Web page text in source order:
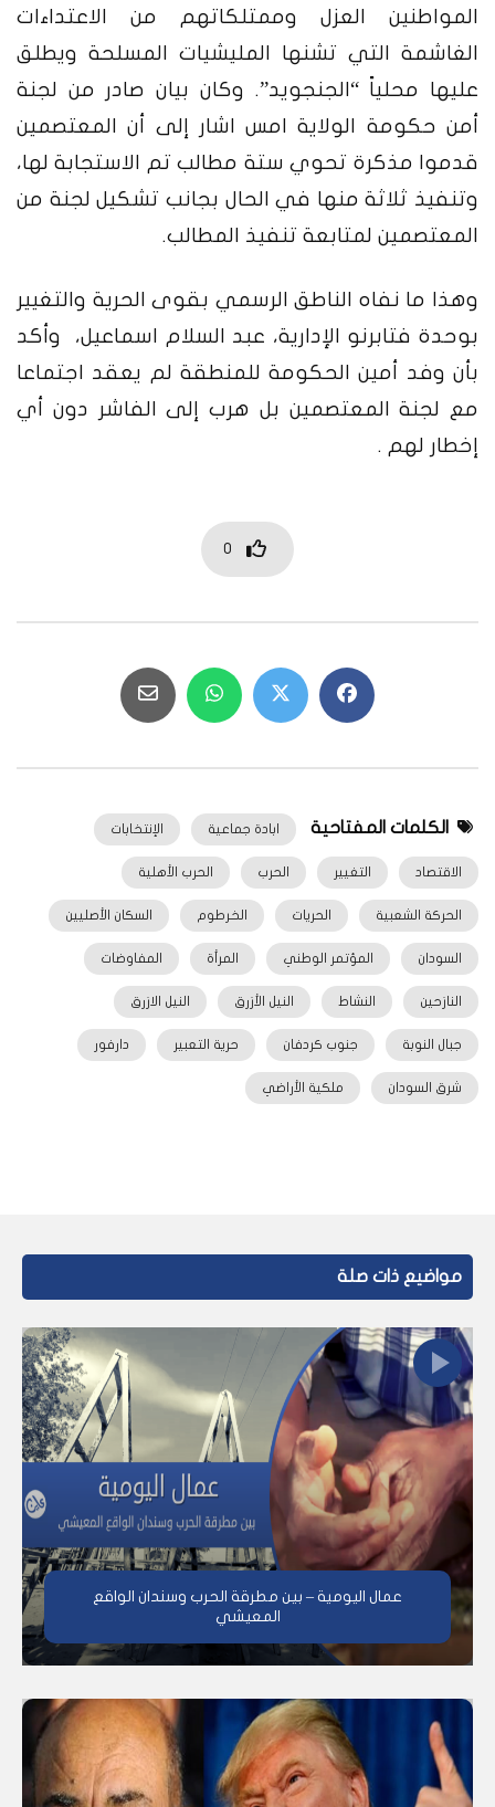
المواطنين العزل وممتلكاتهم من الاعتداءات
الغاشمة التي تشنها المليشيات المسلحة ويطلق
عليها محلياً “الجنجويد”. وكان بيان صادر من لجنة
أمن حكومة الولاية امس اشار إلى أن المعتصمين
قدموا مذكرة تحوي ستة مطالب تم الاستجابة لها،
وتنفيذ ثلاثة منها في الحال بجانب تشكيل لجنة من
المعتصمين لمتابعة تنفيذ المطالب.
وهذا ما نفاه الناطق الرسمي بقوى الحرية والتغيير
بوحدة فتابرنو الإدارية، عبد السلام اسماعيل، وأكد
بأن وفد أمين الحكومة للمنطقة لم يعقد اجتماعا
مع لجنة المعتصمين بل هرب إلى الفاشر دون أي
إخطار لهم .
0
الكلمات المفتاحية ابادة جماعية الإنتخابات
الاقتصاد التغيير الحرب الحرب الأهلية
الحركة الشعبية الحريات الخرطوم السكان الأصليين
السودان المؤتمر الوطني المرأة المفاوضات
النازحين النشاط النيل الأزرق النيل الازرق
جبال النوبة جنوب كردفان حرية التعبير دارفور
شرق السودان ملكية الأراضي
مواضيع ذات صلة
عمال اليومية – بين مطرقة الحرب وسندان الواقع
المعيشي